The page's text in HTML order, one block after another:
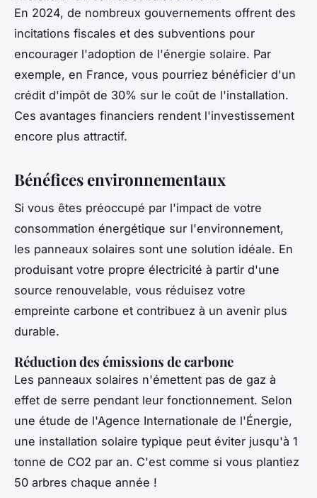
En 2024, de nombreux gouvernements offrent des
incitations fiscales et des subventions pour
encourager l'adoption de l'énergie solaire. Par
exemple, en France, vous pourriez bénéficier d'un
crédit d'impôt de 30% sur le coût de l'installation.
Ces avantages financiers rendent l'investissement
encore plus attractif.
Bénéfices environnementaux
Si vous êtes préoccupé par l'impact de votre
consommation énergétique sur l'environnement,
les panneaux solaires sont une solution idéale. En
produisant votre propre électricité à partir d'une
source renouvelable, vous réduisez votre
empreinte carbone et contribuez à un avenir plus
durable.
Réduction des émissions de carbone
Les panneaux solaires n'émettent pas de gaz à
effet de serre pendant leur fonctionnement. Selon
une étude de l'Agence Internationale de l'Énergie,
une installation solaire typique peut éviter jusqu'à 1
tonne de CO2 par an. C'est comme si vous plantiez
50 arbres chaque année !